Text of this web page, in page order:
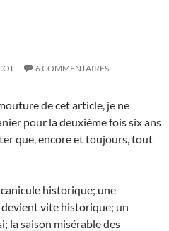
6 COMMENTAIRES
de cet article, je ne
pour la deuxième fois six ans
que, encore et toujours, tout
historique; une
vite historique; un
la saison misérable des